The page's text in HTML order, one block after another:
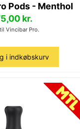
Pods - Menthol
kr.
Vincibar Pro.
i indkøbskurv